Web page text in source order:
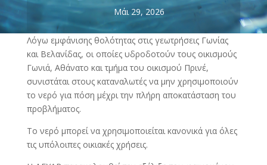
Μάι 29, 2026
Λόγω εμφάνισης θολότητας στις γεωτρήσεις Γωνίας
και Βελανίδας, οι οποίες υδροδοτούν τους οικισμούς
Γωνιά, Αθάνατο και τμήμα του οικισμού Πρινέ,
συνιστάται στους καταναλωτές να μην χρησιμοποιούν
το νερό για πόση μέχρι την πλήρη αποκατάσταση του
προβλήματος.
Το νερό μπορεί να χρησιμοποιείται κανονικά για όλες
τις υπόλοιπες οικιακές χρήσεις.